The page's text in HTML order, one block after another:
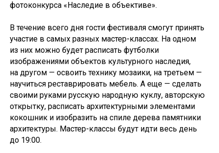
фотоконкурса «Наследие в объективе».
В течение всего дня гости фестиваля смогут принять
участие в самых разных мастер-классах. На одном
из них можно будет расписать футболки
изображениями объектов культурного наследия,
на другом — освоить технику мозаики, на третьем —
научиться реставрировать мебель. А еще — сделать
своими руками русскую народную куклу, авторскую
открытку, расписать архитектурными элементами
кокошник и изобразить на спиле дерева памятники
архитектуры. Мастер-классы будут идти весь день
до 19:00.